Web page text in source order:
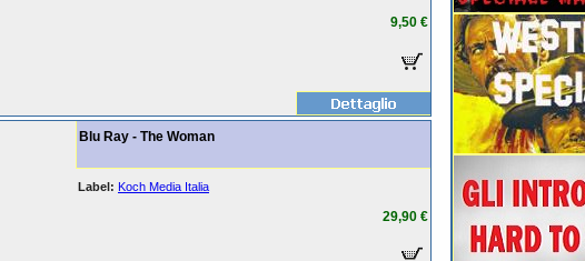
9,50 €
Blu Ray - The Woman
Label: Koch Media Italia
29,90 €